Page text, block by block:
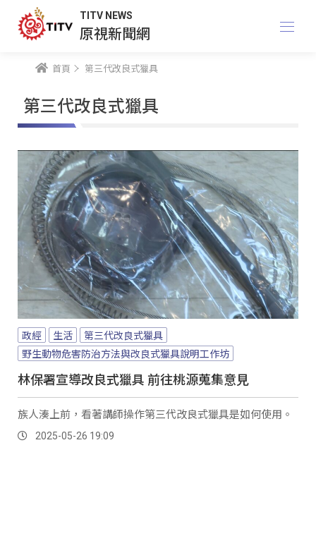
TITV NEWS
原視新聞網
首頁 第三代改良式獵具
第三代改良式獵具
政經 生活
第三代改良式獵具
野生動物危害防治方法與改良式獵具說明工作坊
林保署宣導改良式獵具 前往桃源蒐集意見
族人湊上前，看著講師操作第三代改良式獵具是如何使用。
2025-05-26 19:09